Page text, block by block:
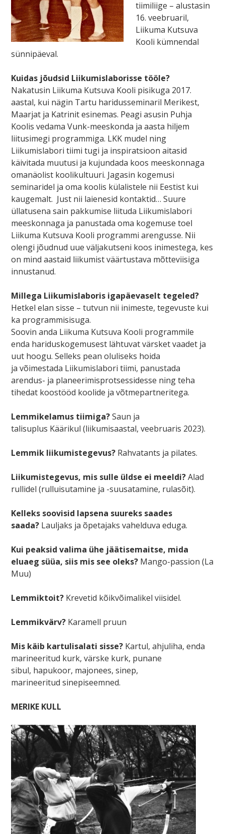
tiimiliige – alustasin
16. veebruaril,
Liikuma Kutsuva
Kooli kümnendal
sünnipäeval.
Kuidas jõudsid Liikumislaborisse tööle?
Nakatusin Liikuma Kutsuva Kooli pisikuga 2017.
aastal, kui nägin Tartu haridusseminaril Merikest,
Maarjat ja Katrinit esinemas. Peagi asusin Puhja
Koolis vedama Vunk-meeskonda ja aasta hiljem
liitusimegi programmiga. LKK mudel ning
Liikumislabori tiimi tugi ja inspiratsioon aitasid
käivitada muutusi ja kujundada koos meeskonnaga
omanäolist koolikultuuri. Jagasin kogemusi
seminaridel ja oma koolis külalistele nii Eestist kui
kaugemalt. Just nii laienesid kontaktid… Suure
üllatusena sain pakkumise liituda Liikumislabori
meeskonnaga ja panustada oma kogemuse toel
Liikuma Kutsuva Kooli programmi arengusse. Nii
olengi jõudnud uue väljakutseni koos inimestega, kes
on mind aastaid liikumist väärtustava mõtteviisiga
innustanud.
Millega Liikumislaboris igapäevaselt tegeled?
Hetkel elan sisse – tutvun nii inimeste, tegevuste kui
ka programmisisuga.
Soovin anda Liikuma Kutsuva Kooli programmile
enda hariduskogemusest lähtuvat värsket vaadet ja
uut hoogu. Selleks pean oluliseks hoida
ja võimestada Liikumislabori tiimi, panustada
arendus- ja planeerimisprotsessidesse ning teha
tihedat koostööd koolide ja võtmepartneritega.
Lemmikelamus tiimiga?Saun ja
talisuplus Käärikul (liikumisaastal, veebruaris 2023).
Lemmik liikumistegevus? Rahvatants ja pilates.
Liikumistegevus, mis sulle üldse ei meeldi?Alad
rullidel (rulluisutamine ja -suusatamine, rulasõit).
Kelleks soovisid lapsena suureks saades
saada? Lauljaks ja õpetajaks vahelduva eduga.
Kui peaksid valima ühe jäätisemaitse, mida
eluaeg süüa, siis mis see oleks? Mango-passion (La
Muu)
Lemmiktoit? Krevetid kõikvõimalikel viisidel.
Lemmikvärv? Karamell pruun
Mis käib kartulisalati sisse? Kartul, ahjuliha, enda
marineeritud kurk, värske kurk, punane
sibul, hapukoor, majonees, sinep,
marineeritud sinepiseemned.
MERIKE KULL